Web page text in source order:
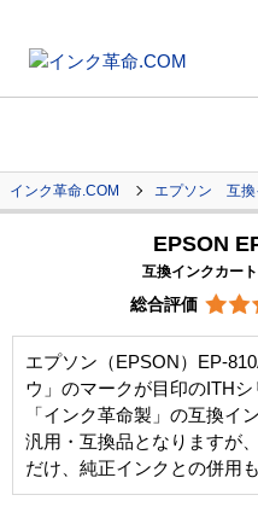
インク革命.COM エプソン 互換
EPSON
互換インクカー
総合評価
エプソン（EPSON）EP-
ウ」のマークが目印のITH
「インク革命製」の互換イ
汎用・互換品となりますが
だけ、純正インクとの併用